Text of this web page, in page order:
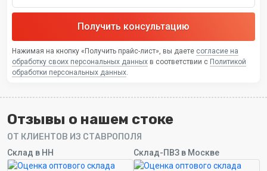
Получить скидку на первый заказ
Получить консультацию
Нажимая на кнопку «Получить прайс-лист», вы даете согласие на
обработку своих персональных данных в соответствии с Политикой
обработки персональных данных.
Отзывы о нашем стоке
ОТ КЛИЕНТОВ ИЗ СТАВРОПОЛЯ
Cклад в НН Склад-ПВЗ в Москве